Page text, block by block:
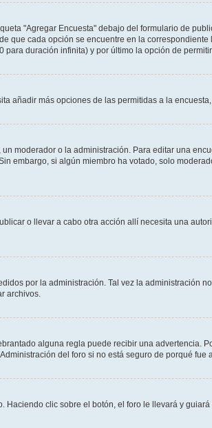
"Agregar Encuesta" debajo del formulario de
que cada opción se encuentre en la
duración infinita) y por último la opción de
añadir más opciones de las permitidas a la
moderador o la administración. Para editar una
embargo, si algún miembro ha votado, solo
o llevar a cabo otra acción allí necesita una
por la administración. Tal vez la administración
archivos.
alguna regla puede recibir una advertencia.
del foro si no está seguro de porqué fue
clic sobre el botón, el foro le llevará y